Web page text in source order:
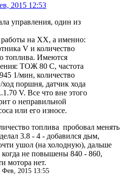
2015 12:53
управления, один из
на ХХ, а именно:
V и количество
топлива. Имеются
ТОЖ 80 С, частота
1/мин, количество
поршня, датчик хода
V. Все что вне этого
о неправильной
или его износе.
топлива пробовал менять
3.8 - 4 - добавился дым,
ушол (на холодную), дальше
когда не повышены 840 - 860,
мотора нет.
Фев, 2015 13:55